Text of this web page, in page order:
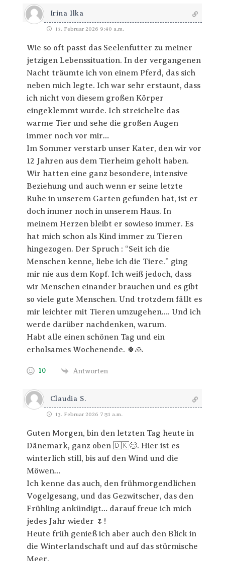
Irina Ilka
13. Februar 2026 9:40 a.m.
Wie so oft passt das Seelenfutter zu meiner
jetzigen Lebenssituation. In der vergangenen
Nacht träumte ich von einem Pferd, das sich
neben mich legte. Ich war sehr erstaunt, dass
ich nicht von diesem großen Körper
eingeklemmt wurde. Ich streichelte das
warme Tier und sehe die großen Augen
immer noch vor mir…
Im Sommer verstarb unser Kater, den wir vor
12 Jahren aus dem Tierheim geholt haben.
Wir hatten eine ganz besondere, intensive
Beziehung und auch wenn er seine letzte
Ruhe in unserem Garten gefunden hat, ist er
doch immer noch in unserem Haus. In
meinem Herzen bleibt er sowieso immer. Es
hat mich schon als Kind immer zu Tieren
hingezogen. Der Spruch : “Seit ich die
Menschen kenne, liebe ich die Tiere.” ging
mir nie aus dem Kopf. Ich weiß jedoch, dass
wir Menschen einander brauchen und es gibt
so viele gute Menschen. Und trotzdem fällt es
mir leichter mit Tieren umzugehen…. Und ich
werde darüber nachdenken, warum.
Habt alle einen schönen Tag und ein
erholsames Wochenende. 🍀🙏
10 Antworten
Claudia S.
13. Februar 2026 7:51 a.m.
Guten Morgen, bin den letzten Tag heute in
Dänemark, ganz oben 🇩🇰😊. Hier ist es
winterlich still, bis auf den Wind und die
Möwen…
Ich kenne das auch, den frühmorgendlichen
Vogelgesang, und das Gezwitscher, das den
Frühling ankündigt… darauf freue ich mich
jedes Jahr wieder 🌷!
Heute früh genieß ich aber auch den Blick in
die Winterlandschaft und auf das stürmische
Meer.